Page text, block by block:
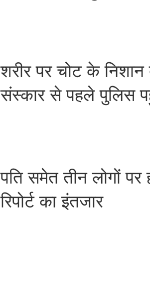
शरीर पर चोट के
संस्कार से पहले पुलिस
पति समेत तीन लोगों पर
रिपोर्ट का इंतजार